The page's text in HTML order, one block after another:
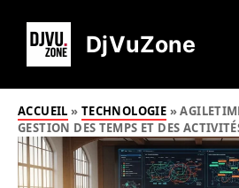
contenu
DjVuZone
ACCUEIL » TECHNOLOGIE »
GESTION DES TEMPS ET DES